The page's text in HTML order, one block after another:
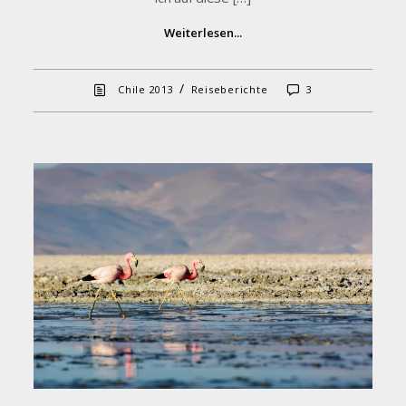
Weiterlesen...
Chile 2013 / Reiseberichte 3